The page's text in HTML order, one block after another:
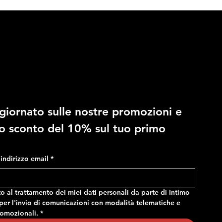
RAGNO - Costume in fantasia
mimetica, con tasche e vita
Prezzo
24,90 €
RAGNO - Slip regolabile in
microfibra stretch
sulle nostre promozioni e
sconto del 10% sul tuo primo
email *
al trattamento dei miei dati personali da parte di Intimo
l'invio di comunicazioni con modalità telematiche e
*